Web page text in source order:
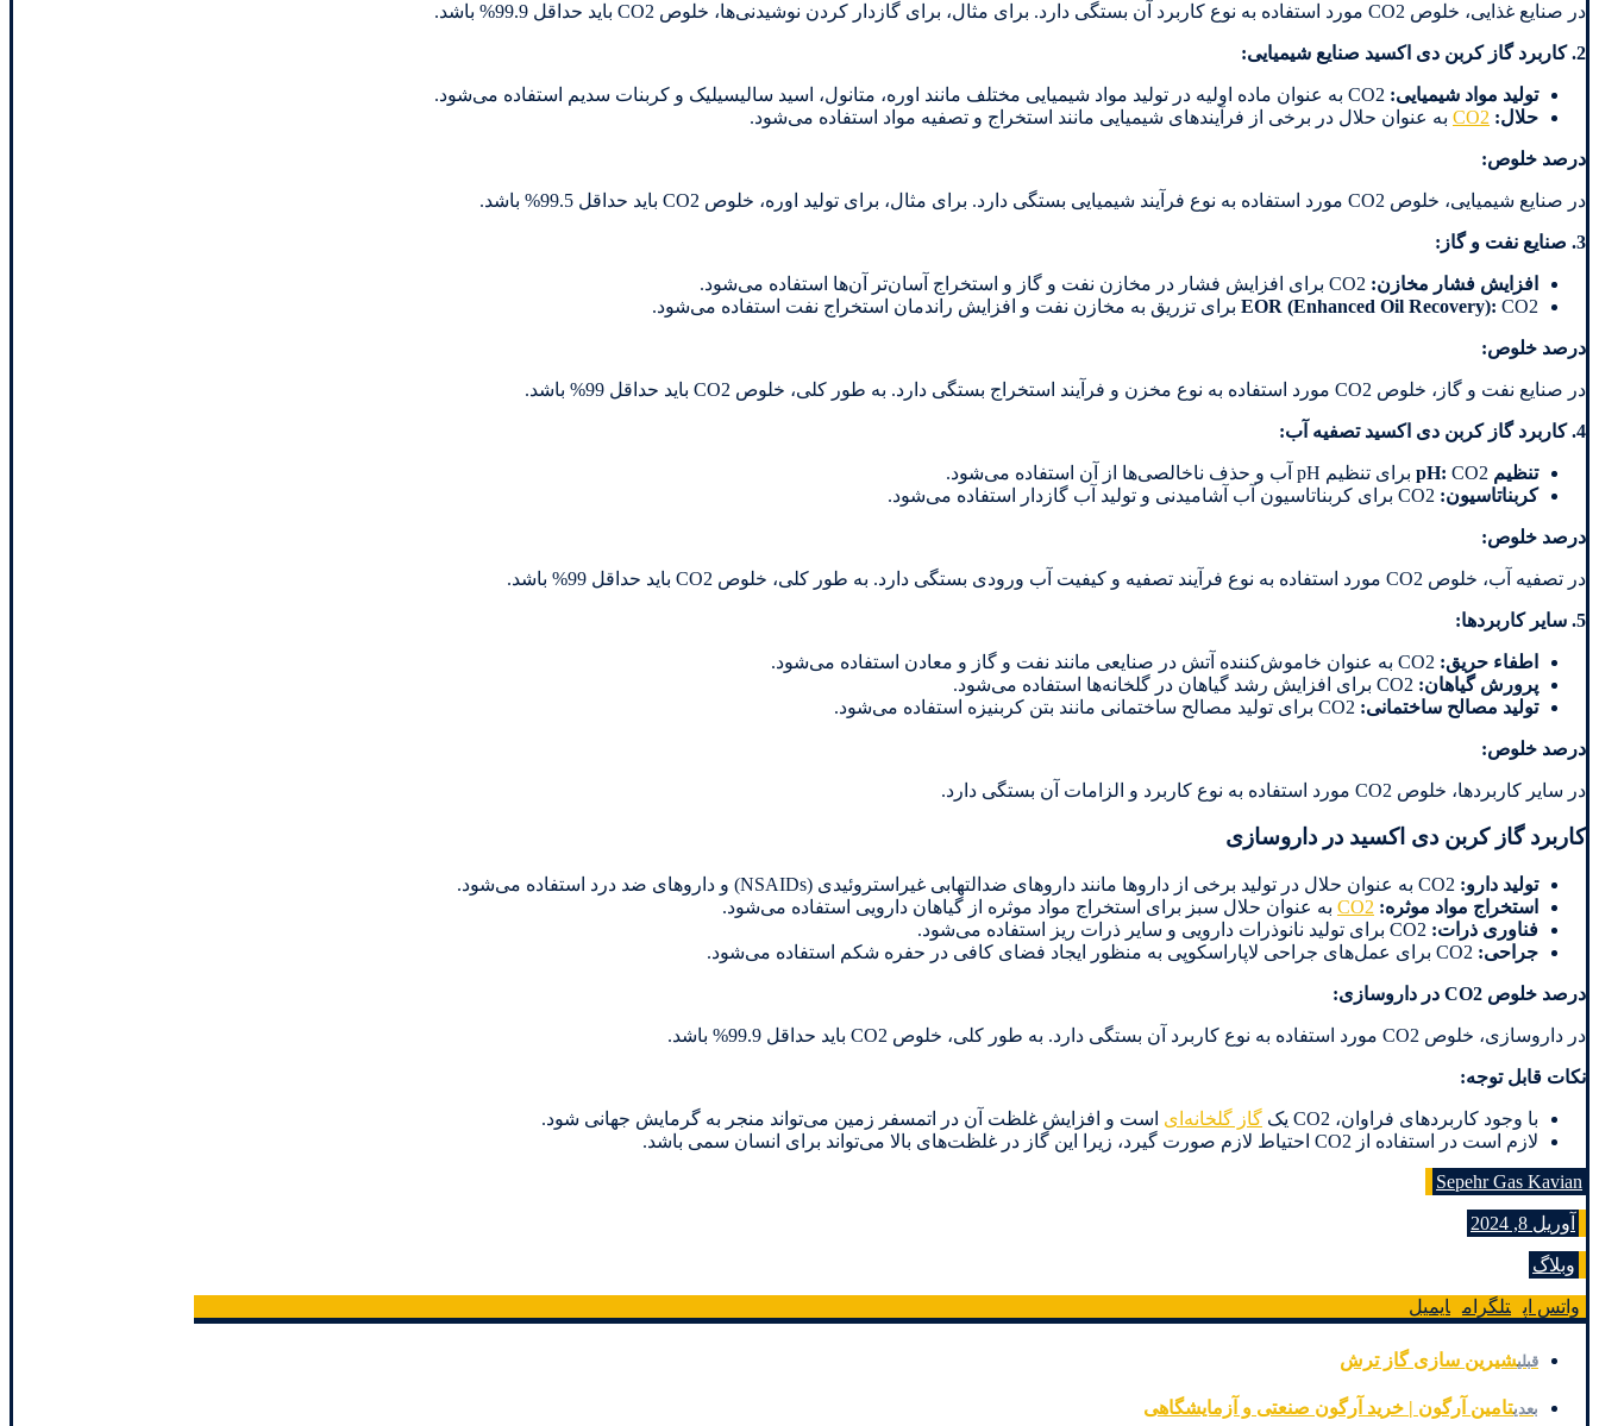
در صنایع غذایی، خلوص CO2 مورد استفاده به نوع کاربرد آن بستگی دارد. برای مثال، برای گازدار کردن نوشیدنی‌ها، خلوص CO2 باید حداقل 99.9% باشد.
2. کاربرد گاز کربن دی اکسید صنایع شیمیایی:
تولید مواد شیمیایی:
حلال: CO2 به عنوان حلال در برخی از فرآیندهای شیمیایی مانند استخراج و تصفیه مواد استفاده می‌شود.
درصد خلوص:
در صنایع شیمیایی، خلوص CO2 مورد استفاده به نوع فرآیند شیمیایی بستگی دارد. برای مثال، برای تولید اوره، خلوص CO2 باید حداقل 99.5% باشد.
3. صنایع نفت و گاز :
افزایش فشار مخازن:
EOR (Enhanced Oil Recovery): CO2 برای تزریق به مخازن نفت و افزایش راندمان استخراج نفت استفاده می‌شود.
درصد خلوص:
در صنایع نفت و گاز، خلوص CO2 مورد استفاده به نوع مخزن و فرآیند استخراج بستگی دارد. به طور کلی، خلوص CO2 باید حداقل 99% باشد.
4. کاربرد گاز کربن دی اکسید تصفیه آب:
تنظیم CO2 برای تنظیم pH آب و حذف ناخالصی‌ها از آن استفاده می‌شود.
کربناتاسیون:
درصد خلوص:
در تصفیه آب، خلوص CO2 مورد استفاده به نوع فرآیند تصفیه و کیفیت آب ورودی بستگی دارد. به طور کلی، خلوص CO2 باید حداقل 99% باشد.
5. سایر کاربردها:
اطفاء حریق:
پرورش گیاهان:
تولید مصالح ساختمانی:
درصد خلوص:
در سایر کاربردها، خلوص CO2 مورد استفاده به نوع کاربرد و الزامات آن بستگی دارد.
کاربرد گاز کربن دی اکسید در داروسازی
تولید دارو:
استخراج مواد موثره: CO2 به عنوان حلال سبز برای استخراج مواد موثره از گیاهان دارویی استفاده می‌شود.
فناوری ذرات:
جراحی:
درصد خلوص در داروسازی:
در داروسازی، خلوص CO2 مورد استفاده به نوع کاربرد آن بستگی دارد. به طور کلی، خلوص CO2 باید حداقل 99.9% باشد.
نکات قابل توجه:
با وجود کاربردهای فراوان، CO2 یک گاز گلخانه‌ای است و افزایش غلظت آن در اتمسفر زمین می‌تواند منجر به گرمایش ‌جهانی شود.
لازم است در استفاده از CO2 احتیاط لازم صورت گیرد، زیرا این گاز در غلظت‌های بالا می‌تواند برای انسان سمی باشد.
Sepehr Gas Kavian
آوریل 8, 2024
وبلاگ
واتس اپ تلگرام ایمیل
قبلیشیرین‌ سازی گاز ترش
بعدیتامین آرگون | خرید آرگون صنعتی و آزمایشگاهی